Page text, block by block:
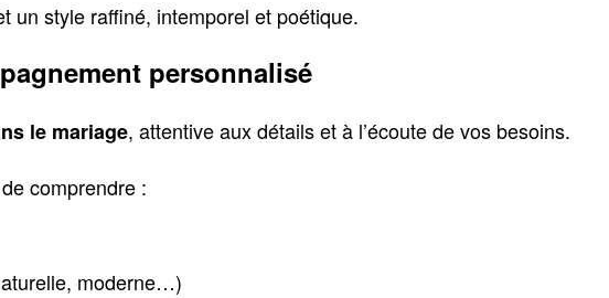
un style raffiné, intemporel et poétique.
personnalisé
le mariage, attentive aux détails et à l’écoute de vos besoins.
comprendre :
moderne…)